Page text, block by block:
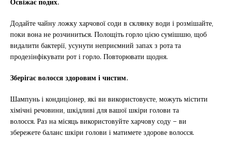
Додайте чайну ложку харчової соди в склянку води і розмішайте,
поки вона не розчиниться. Полощіть горло цією сумішшю, щоб
видалити бактерії, усунути неприємний запах з рота та
продезінфікувати рот і горло. Повторювати щодня.
Зберігає волосся здоровим і чистим.
Шампунь і кондиціонер, які ви використовуєте, можуть містити
хімічні речовини, шкідливі для вашої шкіри голови та
волосся. Раз на місяць використовуйте харчову соду – ви
збережете баланс шкіри голови і матимете здорове волосся.